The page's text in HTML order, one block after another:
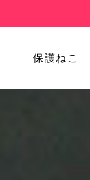
保護ねこ